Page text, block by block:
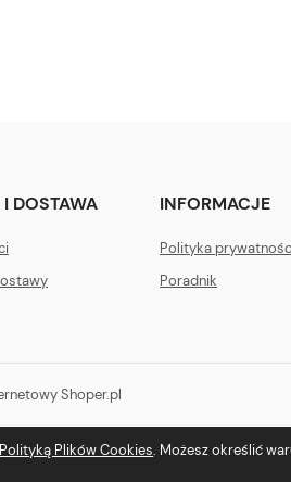
Polityką Plików Cookies. Możesz określić
DOSTAWA INFORMACJE
Polityka
Poradnik
Shoper.pl